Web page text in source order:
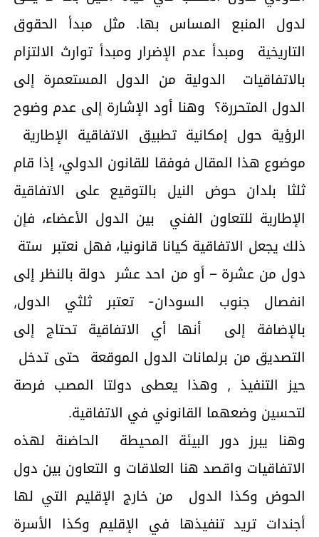
لدول المنبع المساس بها. مثل مبدأ الحقوق
التاريخية ومبدأ عدم الإضرار ومبدأ توارث الالتزام
بالاتفاقيات الدولية من الدول المستعمرة إلى
الدول المتحررة؟ وهنا أود الإشارة إلى عدم وضوح
الرؤية حول إمكانية تطبيق الاتفاقية الإطارية
موضوع هذا المقال فوفقا للقانون الدولي، إذا قام
ثلثا بلدان حوض النيل بالتوقيع على الاتفاقية
الإطارية للتعاون الفني بين الدول الأعضاء، فإن
ذلك يجعل الاتفاقية كيانا قانونيا، فهل نعتبر ستة
دول من عشرة – أو من احد عشر دولة بالنظر إلى
انفصال جنوب السودان- تعتبر ثلثي الدول,
بالإضافة إلى أنها أي الاتفاقية تحتاج إلى
التصديق من برلمانات الدول الموقعة حتى تدخل
حيز التنفيذ , وهذا يعطى دولتا المصب فرصة
لتحسين وضعهما القانوني في الاتفاقية.
وهنا يبرز دور البيئة المحيطة الحاضنة لهذه
الاتفاقيات واقصد هنا العلاقات و التعاون بين دول
الحوض وكذا الدول من خارج الإقليم التي لها
أجندات تريد تنفيذها في الإقليم وكذا الأسرة